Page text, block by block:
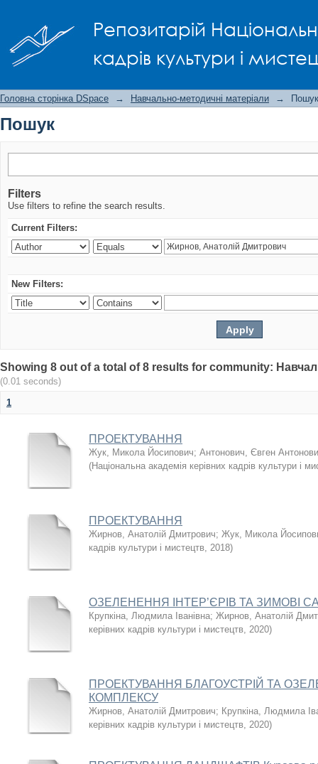
Репозитарій
кадрів культури і
Головна сторінка DSpace → Навчально-методичні матеріали → Пошук
Пошук
Filters
Use filters to refine the search results.
Current Filters:
New Filters:
Showing 8 out of a total of 8 results for community:
(0.01 seconds)
1
ПРОЕКТУВАННЯ
Жук, Микола Йосипович; Антонович, Євген
(Національна академія керівних кадрів культури і
ПРОЕКТУВАННЯ
Жирнов, Анатолій Дмитрович; Жук, Микола
кадрів культури і мистецтв, 2018)
ОЗЕЛЕНЕННЯ ІНТЕР’ЄРІВ ТА ЗИМОВІ
Крупкіна, Людмила Іванівна; Жирнов, Анатолій
керівних кадрів культури і мистецтв, 2020)
ПРОЕКТУВАННЯ БЛАГОУСТРІЙ ТА
КОМПЛЕКСУ
Жирнов, Анатолій Дмитрович; Крупкіна, Людмила
керівних кадрів культури і мистецтв, 2020)